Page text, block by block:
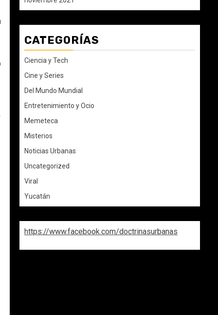
CATEGORÍAS
Ciencia y Tech
Cine y Series
Del Mundo Mundial
Entretenimiento y Ocio
Memeteca
Misterios
Noticias Urbanas
Uncategorized
Viral
Yucatán
https://www.facebook.com/doctrinasurbanas